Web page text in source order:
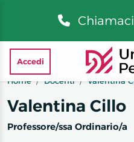
Chiamaci
Accedi
Home
Docenti Valentina
Valentina Cillo
Professore/ssa Ordinario/a